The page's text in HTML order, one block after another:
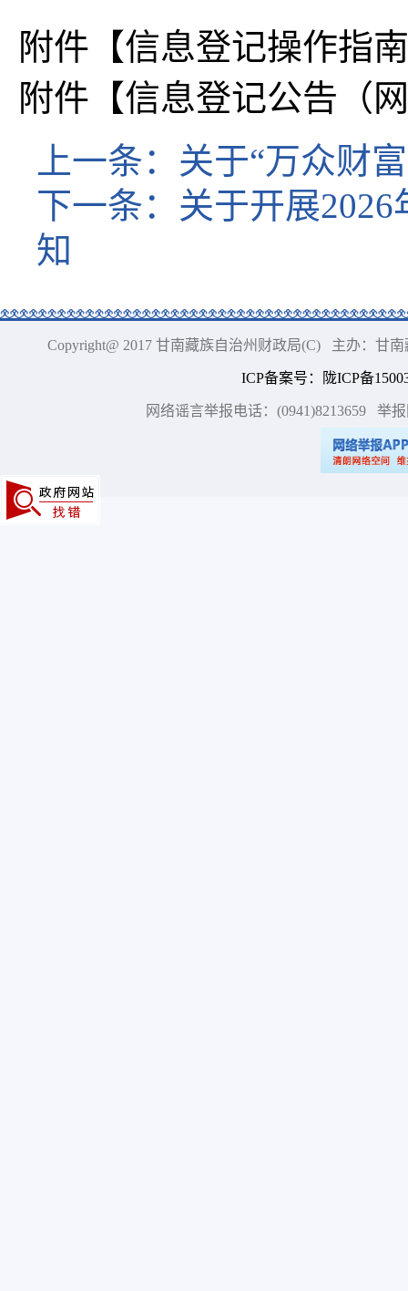
附件【信息登记操作指
附件【信息登记公告（
上一条： 关于“万众财
下一条： 关于开展
知
Copyright@ 2017 甘南藏族自治州财政局(C) 主办：甘
ICP备案号 ： 陇ICP备
网络谣言举报电话：(0941)8213659 举报